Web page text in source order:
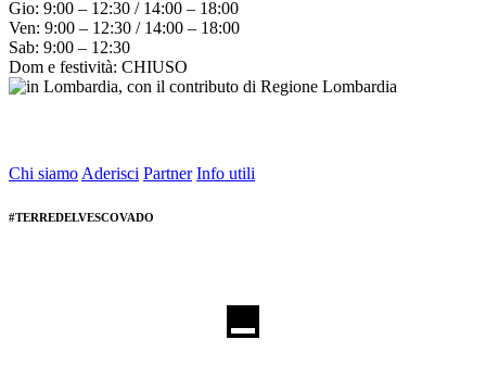
Gio: 9:00 – 12:30 / 14:00 – 18:00
Ven: 9:00 – 12:30 / 14:00 – 18:00
Sab: 9:00 – 12:30
Dom e festività: CHIUSO
Chi siamo Aderisci Partner Info utili
#TERREDELVESCOVADO